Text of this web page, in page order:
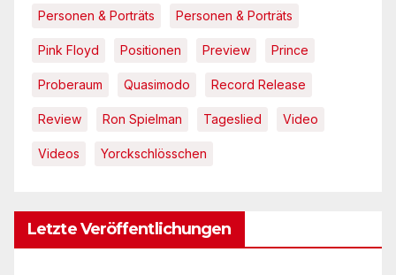
Personen & Porträts Personen & Porträts
Pink Floyd Positionen Preview Prince
Proberaum Quasimodo Record Release
Review Ron Spielman Tageslied Video
Videos Yorckschlösschen
Letzte Veröffentlichungen